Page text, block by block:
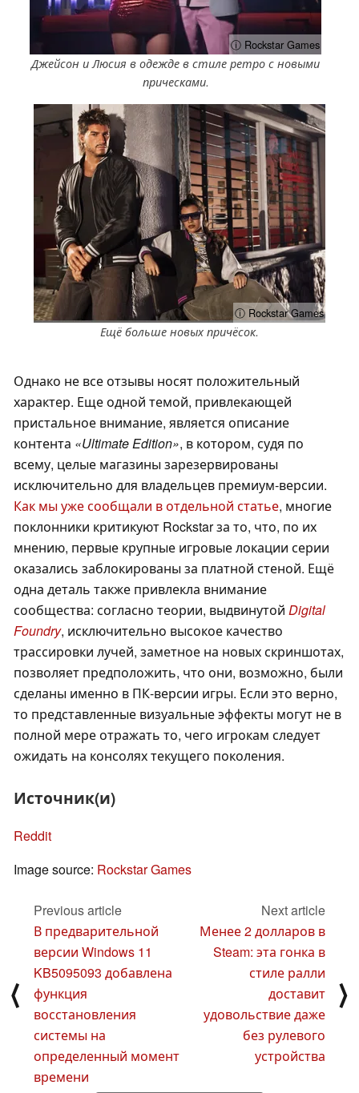
ⓘ Rockstar Games
Джейсон и Люсия в одежде в стиле ретро с новыми
прическами.
ⓘ Rockstar Games
Ещё больше новых причёсок.
Однако не все отзывы носят положительный
характер. Еще одной темой, привлекающей
пристальное внимание, является описание
контента «Ultimate Edition», в котором, судя по
всему, целые магазины зарезервированы
исключительно для владельцев премиум-версии.
Как мы уже сообщали в отдельной статье, многие
поклонники критикуют Rockstar за то, что, по их
мнению, первые крупные игровые локации серии
оказались заблокированы за платной стеной. Ещё
одна деталь также привлекла внимание
сообщества: согласно теории, выдвинутой Digital
Foundry, исключительно высокое качество
трассировки лучей, заметное на новых скриншотах,
позволяет предположить, что они, возможно, были
сделаны именно в ПК-версии игры. Если это верно,
то представленные визуальные эффекты могут не в
полной мере отражать то, чего игрокам следует
ожидать на консолях текущего поколения.
Источник(и)
Reddit
Image source: Rockstar Games
⟨
Previous article
В предварительной
версии Windows 11
KB5095093 добавлена
функция
восстановления
системы на
определенный момент
времени
Next article
Менее 2 долларов в
Steam: эта гонка в
стиле ралли
доставит
удовольствие даже
без рулевого
устройства
⟩